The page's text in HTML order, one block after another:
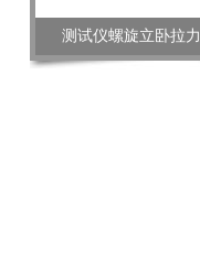
测试仪螺旋立卧拉